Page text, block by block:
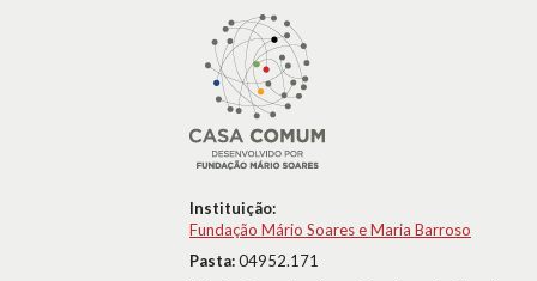
Instituição:
Fundação Mário Soares e Maria Barroso
Pasta:04952.171